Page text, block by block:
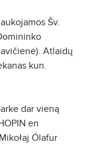
Šv.
Atlaidų
kun.
dar vieną
en
Ólafur